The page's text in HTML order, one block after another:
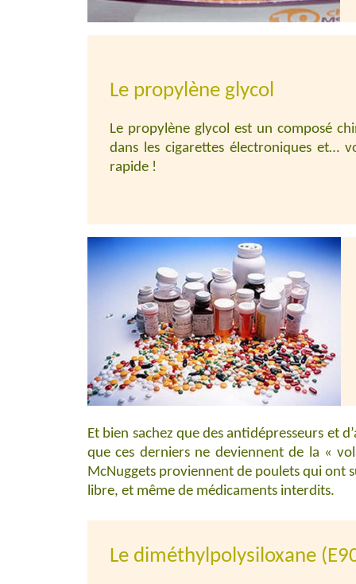
Le propylène glycol
Le propylène glycol est un composé
dans les cigarettes électroniques et…
rapide !
Et bien sachez que des antidépresseurs et
que ces derniers ne deviennent de la «
McNuggets proviennent de poulets qui ont
libre, et même de médicaments interdits.
Le diméthylpolysiloxane